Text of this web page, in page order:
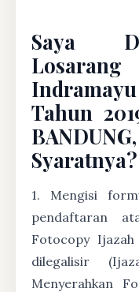
Saya
Tahun
Syaratnya?
1. Mengisi
pendaftaran
Fotocopy
dilegalisir
Menyerahkan